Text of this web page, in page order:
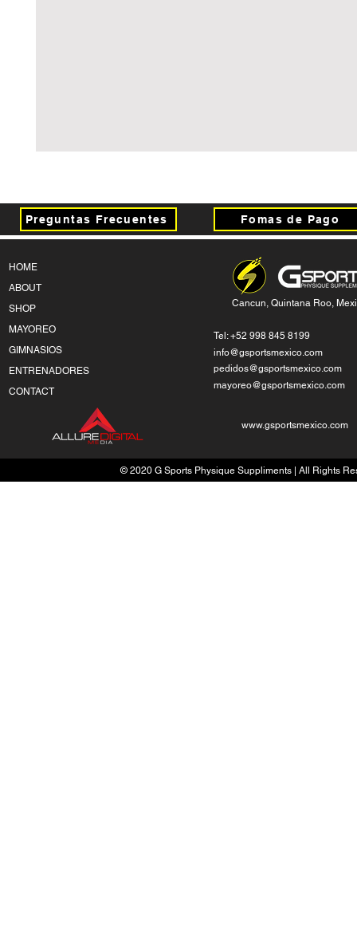
Preguntas Frecuentes Fomas de Pago
HOME
ABOUT
SHOP
MAYOREO
GIMNASIOS
ENTRENADORES
CONTACT
Cancun, Quintana Roo,
Tel: +52 998 845 8199
info@gsportsmexico.com
pedidos@gsportsmexico.com
mayoreo@gsportsmexico.com
www.gsportsmexico.com
© 2020 G Sports Physique Suppliments | All Rights